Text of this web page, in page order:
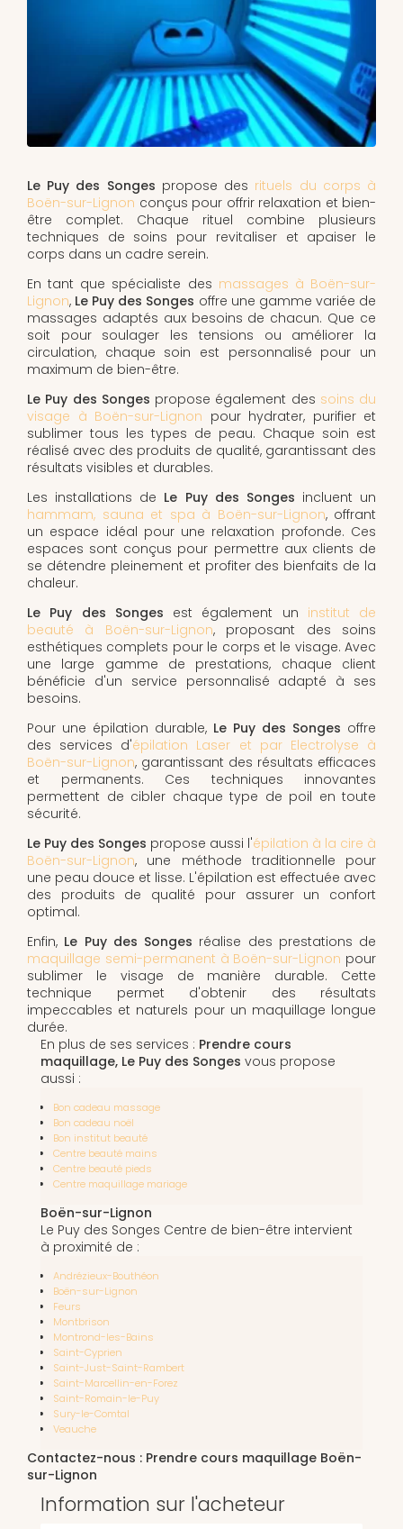
Le Puy des Songes propose des rituels du corps à
Boën-sur-Lignon conçus pour offrir relaxation et bien-
être complet. Chaque rituel combine plusieurs
techniques de soins pour revitaliser et apaiser le
corps dans un cadre serein.
En tant que spécialiste des massages à Boën-sur-
Lignon, Le Puy des Songes offre une gamme variée de
massages adaptés aux besoins de chacun. Que ce
soit pour soulager les tensions ou améliorer la
circulation, chaque soin est personnalisé pour un
maximum de bien-être.
Le Puy des Songes propose également des soins du
visage à Boën-sur-Lignon pour hydrater, purifier et
sublimer tous les types de peau. Chaque soin est
réalisé avec des produits de qualité, garantissant des
résultats visibles et durables.
Les installations de Le Puy des Songes incluent un
hammam, sauna et spa à Boën-sur-Lignon, offrant
un espace idéal pour une relaxation profonde. Ces
espaces sont conçus pour permettre aux clients de
se détendre pleinement et profiter des bienfaits de la
chaleur.
Le Puy des Songes est également un institut de
beauté à Boën-sur-Lignon, proposant des soins
esthétiques complets pour le corps et le visage. Avec
une large gamme de prestations, chaque client
bénéficie d'un service personnalisé adapté à ses
besoins.
Pour une épilation durable, Le Puy des Songes offre
des services d'épilation Laser et par Electrolyse à
Boën-sur-Lignon, garantissant des résultats efficaces
et permanents. Ces techniques innovantes
permettent de cibler chaque type de poil en toute
sécurité.
Le Puy des Songes propose aussi l'épilation à la cire à
Boën-sur-Lignon, une méthode traditionnelle pour
une peau douce et lisse. L'épilation est effectuée avec
des produits de qualité pour assurer un confort
optimal.
Enfin, Le Puy des Songes réalise des prestations de
maquillage semi-permanent à Boën-sur-Lignon pour
sublimer le visage de manière durable. Cette
technique permet d'obtenir des résultats
impeccables et naturels pour un maquillage longue
durée.
En plus de ses services : Prendre cours
maquillage, Le Puy des Songes vous propose
aussi :
Bon cadeau massage
Bon cadeau noël
Bon institut beauté
Centre beauté mains
Centre beauté pieds
Centre maquillage mariage
Boën-sur-Lignon
Le Puy des Songes Centre de bien-être intervient
à proximité de :
Andrézieux-Bouthéon
Boën-sur-Lignon
Feurs
Montbrison
Montrond-les-Bains
Saint-Cyprien
Saint-Just-Saint-Rambert
Saint-Marcellin-en-Forez
Saint-Romain-le-Puy
Sury-le-Comtal
Veauche
Contactez-nous : Prendre cours maquillage Boën-
sur-Lignon
Information sur l'acheteur